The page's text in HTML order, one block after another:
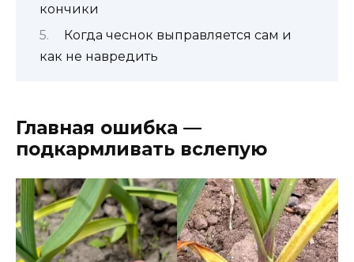
кончики
Когда чеснок выправляется сам и
как не навредить
Главная ошибка —
подкармливать вслепую